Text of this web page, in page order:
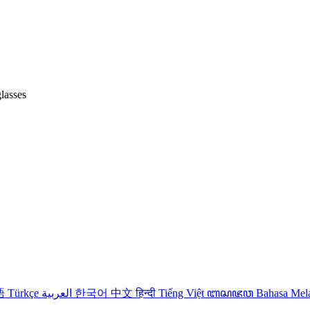
Türkçe 한국어 中文हिन्दी Tiếng Việt ꦧꦱꦗꦮ Bahasa